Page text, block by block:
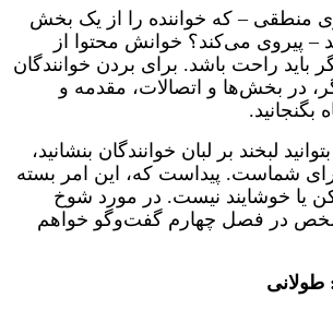
منطقی – که خواننده را از یک بخش
پیروی می‌کند؟ خوانش محتوا از
راحت باشد. برای بردن خوانندگان
در بخش‌ها و اتصالات، مقدمه و
بگنجانید.
لبخند بر لبان خوانندگان بنشانید،
شماست. پیداست که، این امر بسته
یا خوشایند نیست. در مورد شوخ
در فصل چهارم گفت‌وگو خواهم
طولانی